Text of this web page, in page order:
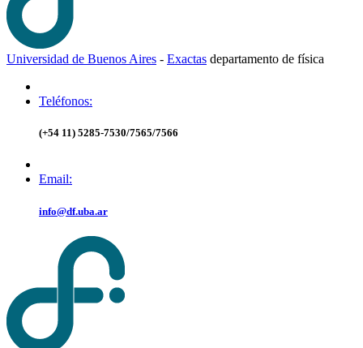
Universidad de Buenos Aires - Exactas departamento de física
Teléfonos:
(+54 11) 5285-7530/7565/7566
Email:
info@df.uba.ar